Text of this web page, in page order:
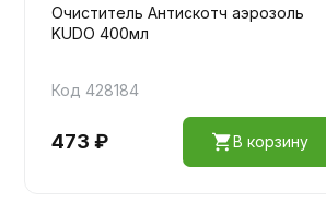
Очиститель Антискотч аэрозоль
KUDO 400мл
Код 428184
473 ₽ В корзину